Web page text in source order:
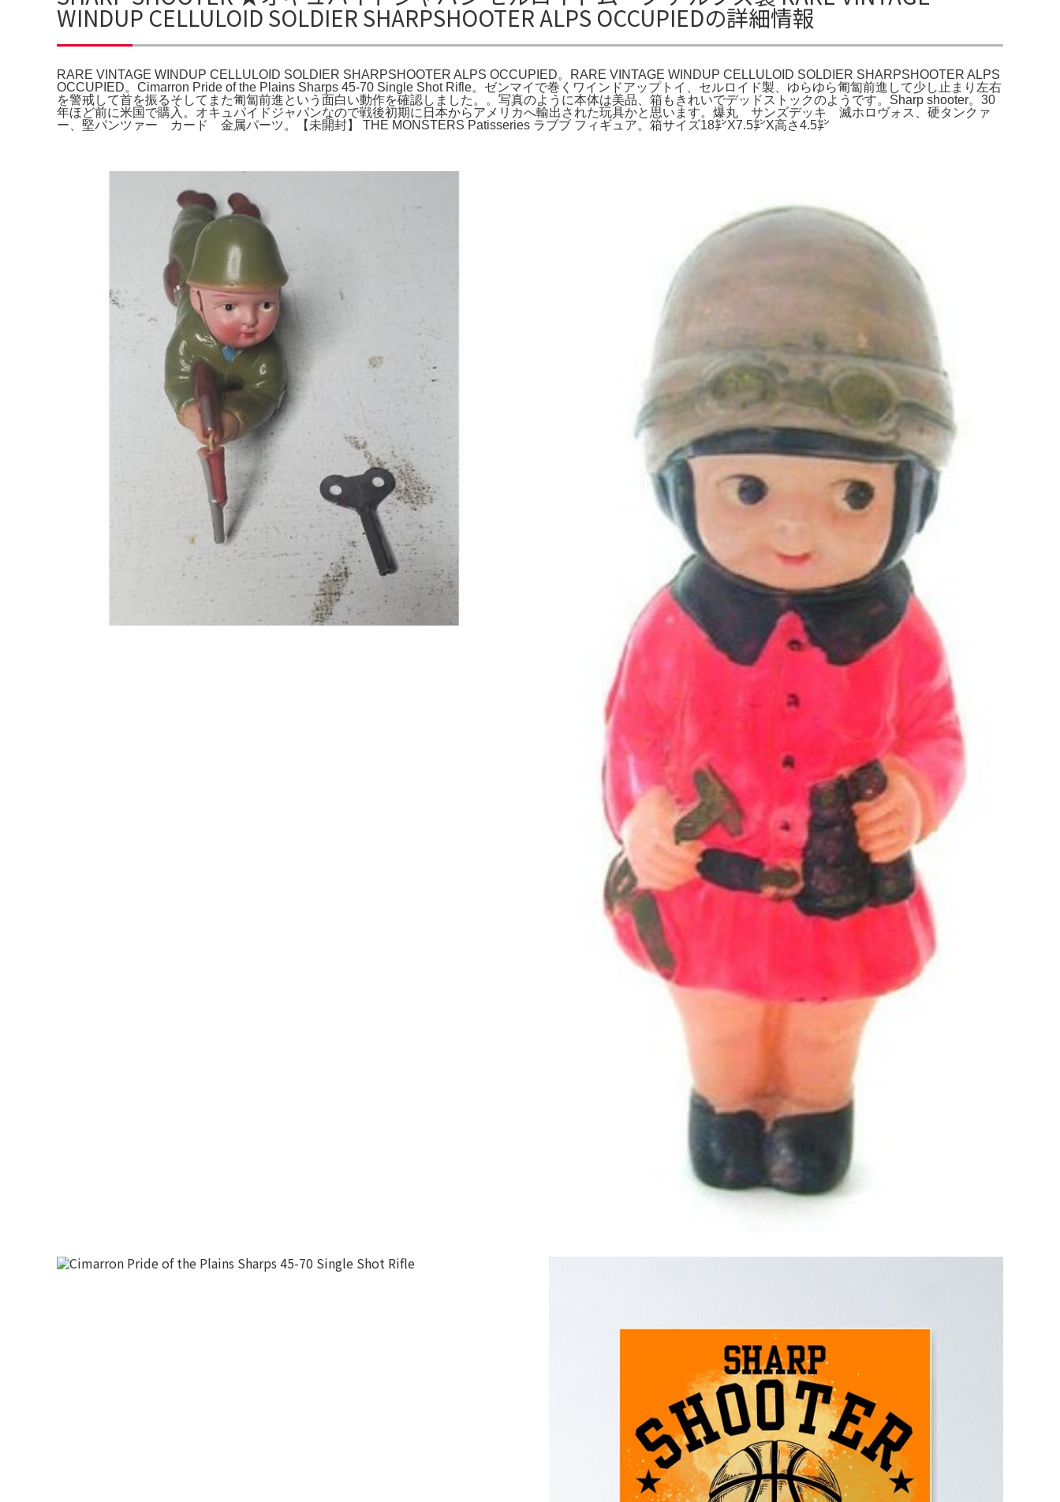
WINDUP CELLULOID SOLDIER SHARPSHOOTER ALPS OCCUPIEDの詳細情報
RARE VINTAGE WINDUP CELLULOID SOLDIER SHARPSHOOTER ALPS OCCUPIED。RARE VINTAGE WINDUP CELLULOID SOLDIER SHARPSHOOTER ALPS
OCCUPIED。Cimarron Pride of the Plains Sharps 45-70 Single Shot Rifle。ゼンマイで巻くワインドアップトイ、セルロイド製、ゆらゆら匍匐前進して少し止まり左右
を警戒して首を振るそしてまた匍匐前進という面白い動作を確認しました。。写真のように本体は美品、箱もきれいでデッドストックのようです。Sharp shooter。30
年ほど前に米国で購入。オキュパイドジャパンなので戦後初期に日本からアメリカへ輸出された玩具かと思います。爆丸 サンズデッキ 滅ホロヴォス、硬タンクァ
ー、堅パンツァー カード 金属パーツ。【未開封】 THE MONSTERS Patisseries ラブブ フィギュア。箱サイズ18㌢X7.5㌢X高さ4.5㌢